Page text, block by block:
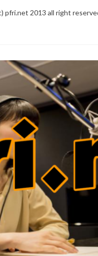
pfri.net 2013 all right